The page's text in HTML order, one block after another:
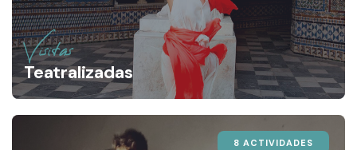
Visitas
Teatralizadas
8 ACTIVIDADES